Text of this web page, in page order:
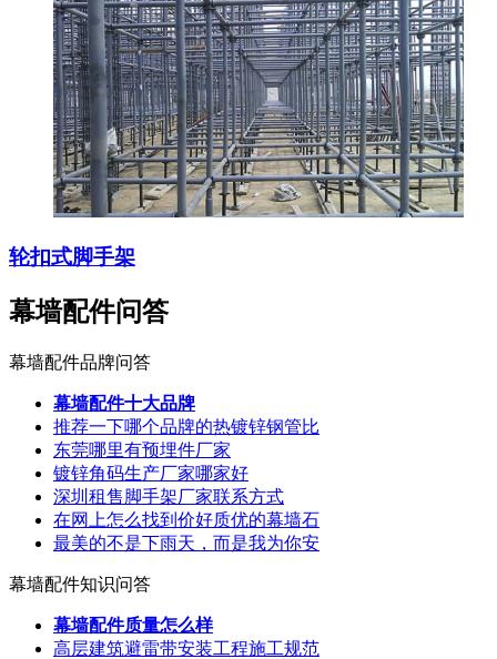
轮扣式脚手架
幕墙配件问答
幕墙配件品牌问答
幕墙配件十大品牌
推荐一下哪个品牌的热镀锌钢管比
东莞哪里有预埋件厂家
镀锌角码生产厂家哪家好
深圳租售脚手架厂家联系方式
在网上怎么找到价好质优的幕墙石
最美的不是下雨天，而是我为你安
幕墙配件知识问答
幕墙配件质量怎么样
高层建筑避雷带安装工程施工规范